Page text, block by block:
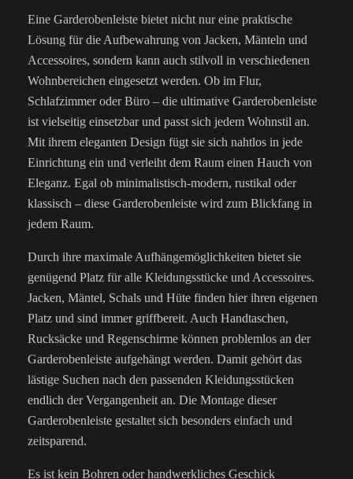
Eine Garderobenleiste bietet nicht nur eine praktische
Lösung für die Aufbewahrung von Jacken, Mänteln und
Accessoires, sondern kann auch stilvoll in verschiedenen
Wohnbereichen eingesetzt werden. Ob im Flur,
Schlafzimmer oder Büro – die ultimative Garderobenleiste
ist vielseitig einsetzbar und passt sich jedem Wohnstil an.
Mit ihrem eleganten Design fügt sie sich nahtlos in jede
Einrichtung ein und verleiht dem Raum einen Hauch von
Eleganz. Egal ob minimalistisch-modern, rustikal oder
klassisch – diese Garderobenleiste wird zum Blickfang in
jedem Raum.
Durch ihre maximale Aufhängemöglichkeiten bietet sie
genügend Platz für alle Kleidungsstücke und Accessoires.
Jacken, Mäntel, Schals und Hüte finden hier ihren eigenen
Platz und sind immer griffbereit. Auch Handtaschen,
Rucksäcke und Regenschirme können problemlos an der
Garderobenleiste aufgehängt werden. Damit gehört das
lästige Suchen nach den passenden Kleidungsstücken
endlich der Vergangenheit an. Die Montage dieser
Garderobenleiste gestaltet sich besonders einfach und
zeitsparend.
Es ist kein Bohren oder handwerkliches Geschick